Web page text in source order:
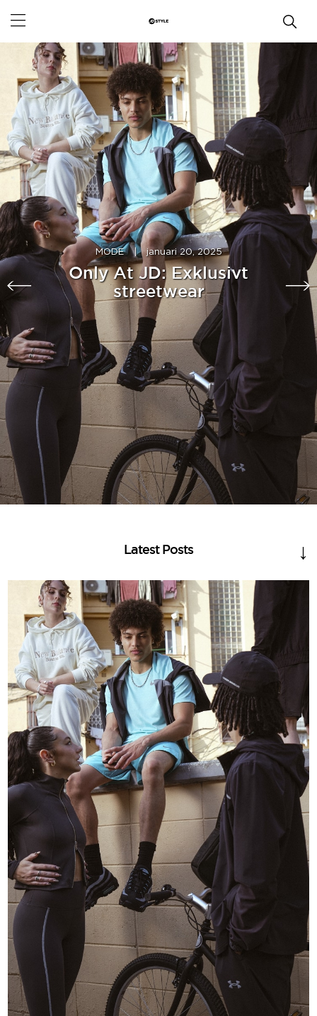
MODE | januari 20, 2025
Only At JD: Exklusivt
streetwear
Latest Posts